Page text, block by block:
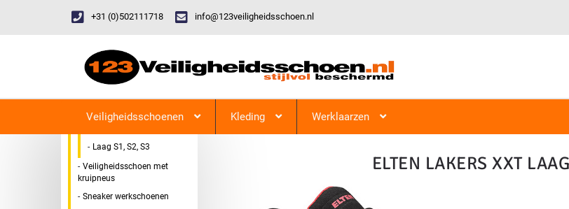
+31 (0)502111718 info@123veiligheidsschoen.nl
Veiligheidsschoenen Kleding Werklaarzen
123Veiligheidsschoen Veiligheidsschoen Hoog & Laag Veiligheidsschoenen
ELTEN LAKERS XXT
Categorieen
Veiligheidsschoen Hoog &
Laag
Laag S1, S2, S3
Veiligheidsschoen met
kruipneus
Sneaker werkschoenen